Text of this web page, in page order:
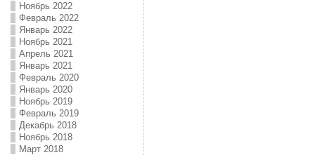
Ноябрь 2022
Февраль 2022
Январь 2022
Ноябрь 2021
Апрель 2021
Январь 2021
Февраль 2020
Январь 2020
Ноябрь 2019
Февраль 2019
Декабрь 2018
Ноябрь 2018
Март 2018